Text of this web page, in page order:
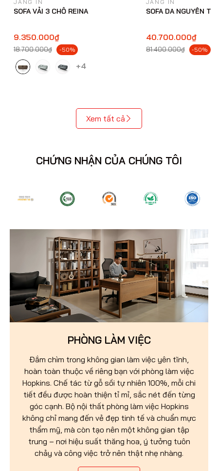
JANG IN
SOFA VẢI 3 CHỖ REINA
9.350.000₫
18.700.000₫ -50%
+4
JANG IN
SOFA DA NGUYÊN
40.700.000₫
81.400.000₫ -50%
Xem tất cả
CHỨNG NHẬN CỦA CHÚNG TÔI
PHÒNG LÀM VIỆC
Đắm chìm trong không gian làm việc yên tĩnh,
hoàn toàn thuộc về riêng bạn với phòng làm việc
Hopkins. Chế tác từ gỗ sồi tự nhiên 100%, mỗi chi
tiết đều được hoàn thiện tỉ mỉ, sắc nét đến từng
góc cạnh. Bộ nội thất phòng làm việc Hopkins
không chỉ mang đến vẻ đẹp tinh tế và chuẩn mực
thẩm mỹ, mà còn tạo nên một không gian tập
trung – nơi hiệu suất thăng hoa, ý tưởng tuôn
chảy và công việc trở nên thật nhẹ nhàng.